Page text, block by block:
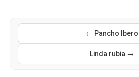
← Pancho Ibero
Linda rubia →